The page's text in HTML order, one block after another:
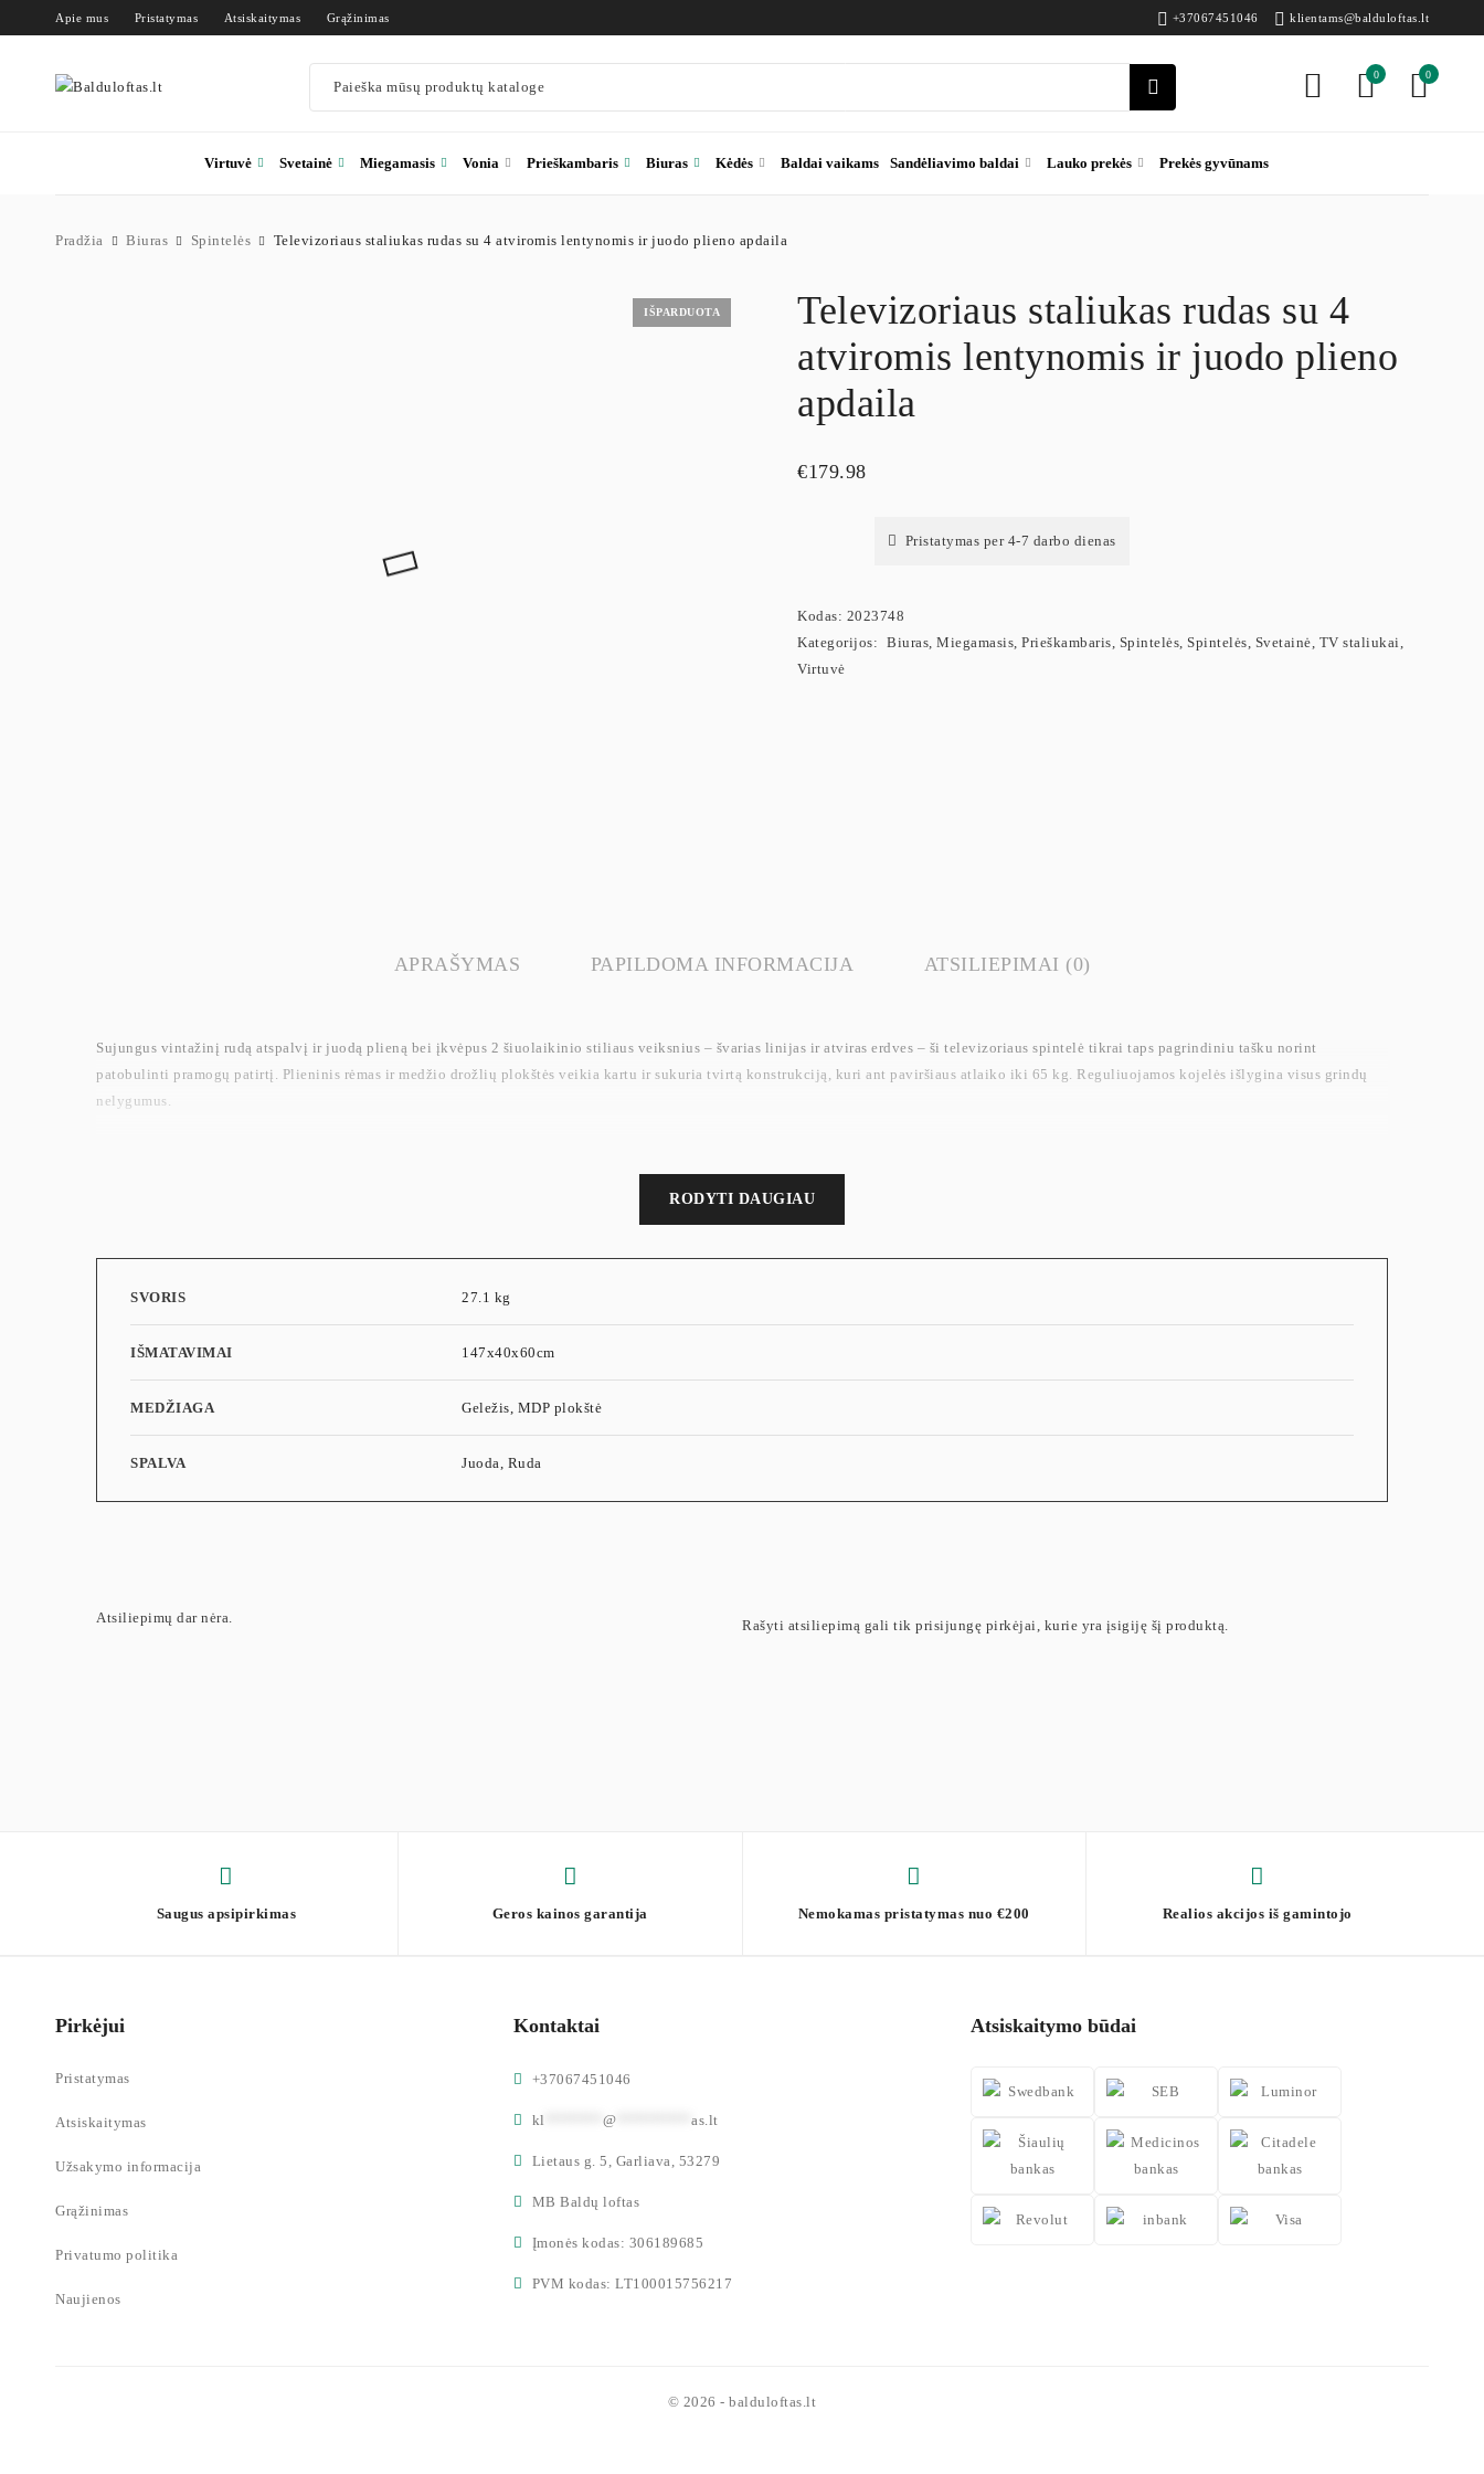
Apie mus Pristatymas Atsiskaitymas Grąžinimas +37067451046 klientams@balduloftas.lt
0
0
Virtuvė Svetainė Miegamasis Vonia Prieškambaris Biuras Kėdės Baldai vaikams Sandėliavimo baldai Lauko prekės Prekės gyvūnams
Pradžia Biuras Spintelės Televizoriaus staliukas rudas su 4 atviromis lentynomis ir juodo plieno apdaila
IŠPARDUOTA
Televizoriaus staliukas rudas su 4
atviromis lentynomis ir juodo plieno
apdaila
€179.98
Pristatymas per 4-7 darbo dienas
Kodas: 2023748
Kategorijos: Biuras, Miegamasis, Prieškambaris, Spintelės, Spintelės, Svetainė, TV staliukai,
Virtuvė
APRAŠYMAS PAPILDOMA INFORMACIJA ATSILIEPIMAI (0)
Sujungus vintažinį rudą atspalvį ir juodą plieną bei įkvėpus 2 šiuolaikinio stiliaus veiksnius – švarias linijas ir atviras erdves – ši televizoriaus spintelė tikrai taps pagrindiniu tašku norint
patobulinti pramogų patirtį. Plieninis rėmas ir medžio drožlių plokštės veikia kartu ir sukuria tvirtą konstrukciją, kuri ant paviršiaus atlaiko iki 65 kg. Reguliuojamos kojelės išlygina visus grindų
nelygumus.
RODYTI DAUGIAU
SVORIS 27.1 kg
IŠMATAVIMAI 147x40x60cm
MEDŽIAGA Geležis, MDP plokštė
SPALVA Juoda, Ruda
Atsiliepimų dar nėra. Rašyti atsiliepimą gali tik prisijungę pirkėjai, kurie yra įsigiję šį produktą.
Saugus apsipirkimas Geros kainos garantija Nemokamas pristatymas nuo €200 Realios akcijos iš gamintojo
Pirkėjui
Pristatymas
Atsiskaitymas
Užsakymo informacija
Grąžinimas
Privatumo politika
Naujienos
Kontaktai
+37067451046
kl *******@ *********as.lt
Lietaus g. 5, Garliava, 53279
MB Baldų loftas
Įmonės kodas: 306189685
PVM kodas: LT100015756217
Atsiskaitymo būdai
© 2026 - balduloftas.lt